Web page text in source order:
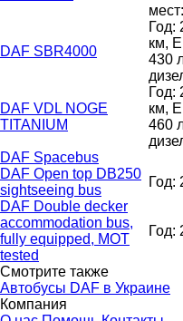
DAF SBR4000
Год:
км,
430
DAF VDL NOGE
TITANIUM
Год:
км,
460
DAF Spacebus
DAF Open top DB250
sightseeing bus
Год:
DAF Double decker
accommodation bus,
fully equipped, MOT
tested
Год:
Смотрите также
Автобусы DAF в Украине
Компания